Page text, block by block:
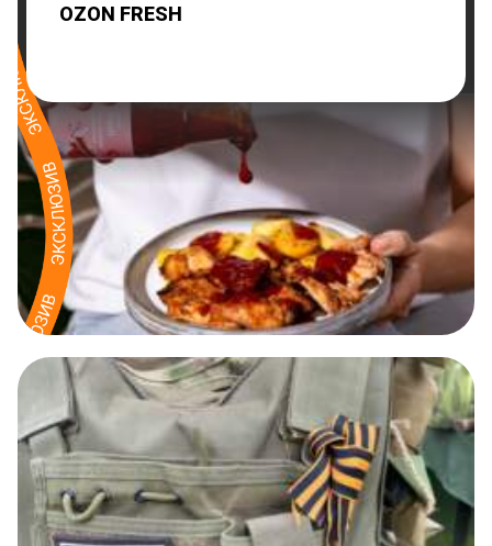
OZON FRESH